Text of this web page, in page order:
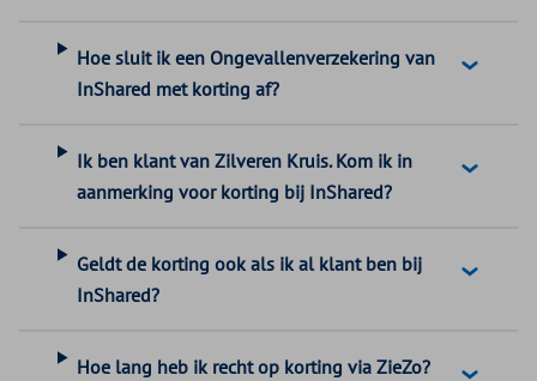
Hoe sluit ik een Ongevallenverzekering van
InShared met korting af?
Ik ben klant van Zilveren Kruis. Kom ik in
aanmerking voor korting bij InShared?
Geldt de korting ook als ik al klant ben bij
InShared?
Hoe lang heb ik recht op korting via ZieZo?